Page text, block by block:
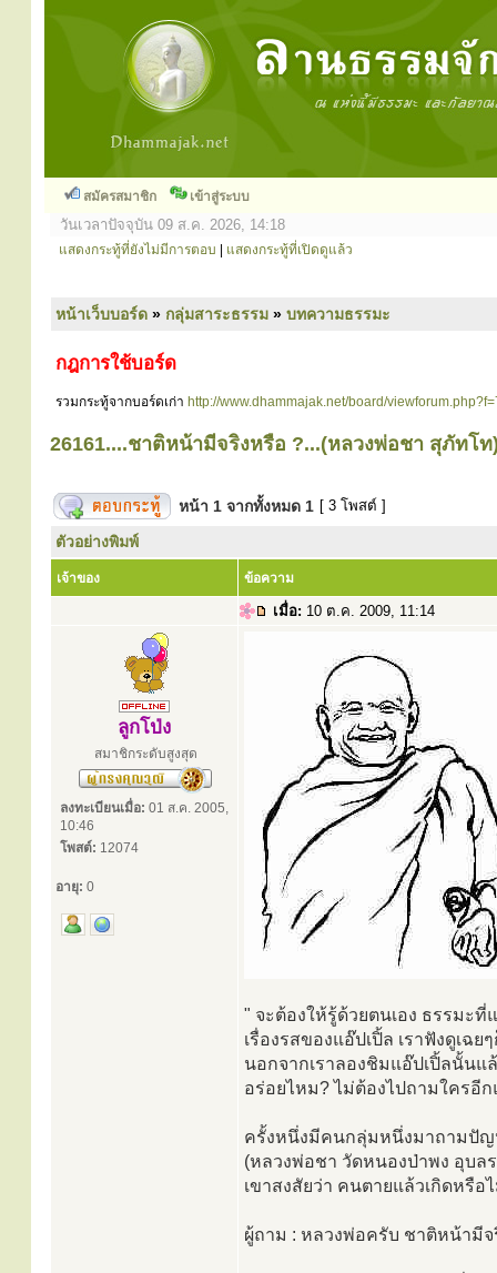
สมัครสมาชิก เข้าสู่ระบบ
วันเวลาปัจจุบัน 09 ส.ค. 2026, 14:18
แสดงกระทู้ที่ยังไม่มีการตอบ แสดงกระทู้ที่เปิดดูแล้ว
หน้าเว็บบอร์ด » กลุ่มสาระธรรม » บทความธรรมะ
กฎการใช้บอร์ด
รวมกระทู้จากบอร์ดเก่า http://www.dhammajak.net/board/
26161....ชาติหน้ามีจริงหรือ ?...(หลวงพ่อชา สุภัทโท
หน้า 1 จากทั้งหมด 1 [ 3 โพสต์ ]
ตัวอย่างพิมพ์
เจ้าของ ข้อความ
เมื่อ: 10 ต.ค. 2009, 11:14
ลูกโป่ง
สมาชิกระดับสูงสุด
ลงทะเบียนเมื่อ: 01 ส.ค. 2005,
10:46
โพสต์: 12074
อายุ: 0
" จะต้องให้รู้ด้วยตนเอง ธรรมะ
เรื่องรสของแอ๊ปเปิ้ล เราฟังดูเฉ
นอกจากเราลองชิมแอ๊ปเปิ้ลนั้นแ
อร่อยไหม? ไม่ต้องไปถามใครอี
ครั้งหนึ่งมีคนกลุ่มหนึ่งมาถามปัญ
(หลวงพ่อชา วัดหนองป่าพง อุบล
เขาสงสัยว่า คนตายแล้วเกิดหรือ
ผู้ถาม : หลวงพ่อครับ ชาติหน้ามีจ